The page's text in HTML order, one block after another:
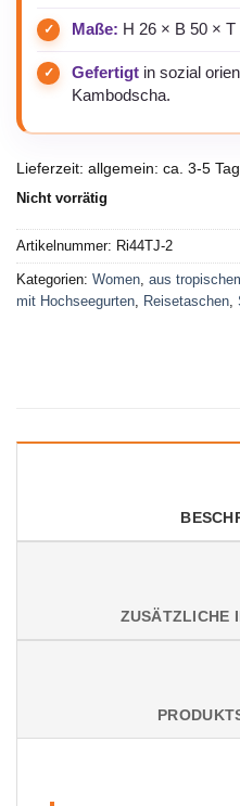
Maße: H 26 × B 50 × T
Gefertigt in sozial
Kambodscha.
Lieferzeit: allgemein: ca. 3-5
Nicht vorrätig
Artikelnummer: Ri44TJ-2
Kategorien: Women, aus
mit Hochseegurten, Reisetaschen,
ZUSÄTZLICHE